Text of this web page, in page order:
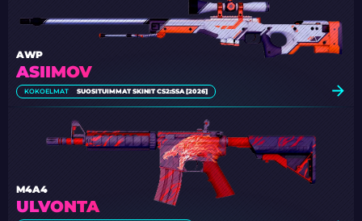
ASIIMOV
AWP
KOKOELMAT SUOSITUIMMAT SKINIT CS2:SSA [2026]
ULVONTA
M4A4